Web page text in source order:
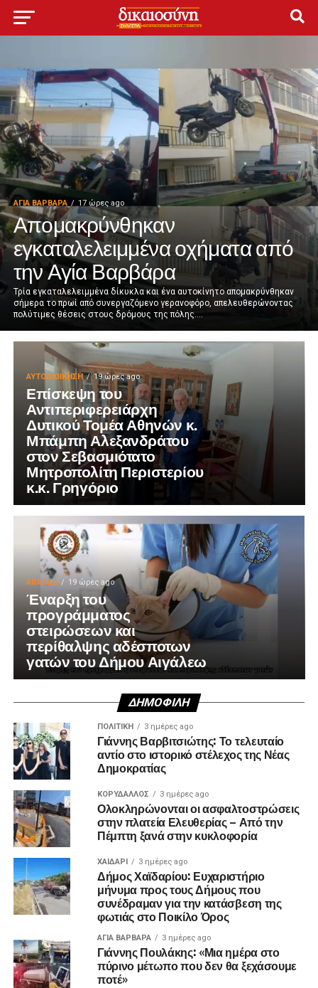
ΑΓΙΑ ΒΑΡΒΑΡΑ 17 ώρες ago
Απομακρύνθηκαν
εγκαταλελειμμένα οχήματα από
την Αγία Βαρβάρα
Τρία εγκαταλελειμμένα δίκυκλα και ένα αυτοκίνητο απομακρύνθηκαν
σήμερα το πρωί από συνεργαζόμενο γερανοφόρο, απελευθερώνοντας
πολύτιμες θέσεις στους δρόμους της πόλης....
ΑΥΤΟΔΙΟΊΚΗΣΗ 19 ώρες ago
Επίσκεψη του
Αντιπεριφερειάρχη
Δυτικού Τομέα Αθηνών κ.
Μπάμπη Αλεξανδράτου
στον Σεβασμιότατο
Μητροπολίτη Περιστερίου
κ.κ. Γρηγόριο
ΑΙΓΑΛΕΩ 19 ώρες ago
Έναρξη του
προγράμματος
στειρώσεων και
περίθαλψης αδέσποτων
γατών του Δήμου Αιγάλεω
ΔΗΜΟΦΙΛΉ
ΠΟΛΙΤΙΚΉ 3 ημέρες ago
Γιάννης Βαρβιτσιώτης: Το τελευταίο
αντίο στο ιστορικό στέλεχος της Νέας
Δημοκρατίας
ΚΟΡΥΔΑΛΛΟΣ 3 ημέρες ago
Ολοκληρώνονται οι ασφαλτοστρώσεις
στην πλατεία Ελευθερίας – Από την
Πέμπτη ξανά στην κυκλοφορία
ΧΑΪΔΑΡΙ 3 ημέρες ago
Δήμος Χαϊδαρίου: Ευχαριστήριο
μήνυμα προς τους Δήμους που
συνέδραμαν για την κατάσβεση της
φωτιάς στο Ποικίλο Όρος
ΑΓΙΑ ΒΑΡΒΑΡΑ 3 ημέρες ago
Γιάννης Πουλάκης: «Μια ημέρα στο
πύρινο μέτωπο που δεν θα ξεχάσουμε
ποτέ»